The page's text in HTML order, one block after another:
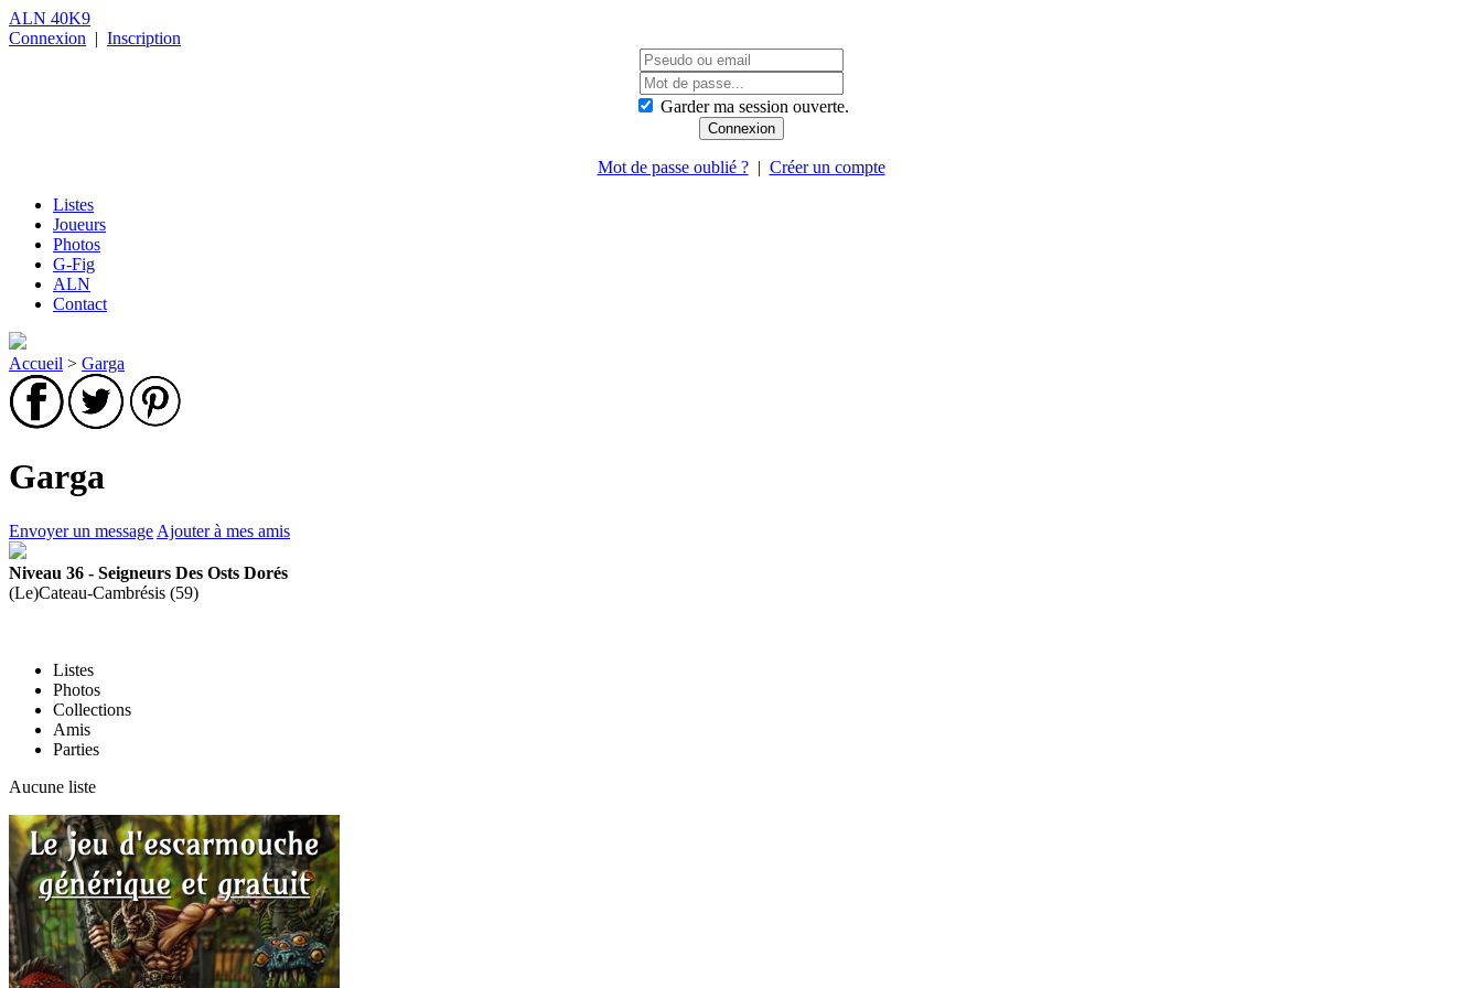
ALN 40K9
Connexion | Inscription
Garder ma session ouverte.
Mot de passe oublié ?| Créer un compte
Listes
Joueurs
Photos
G-Fig
ALN
Contact
Accueil > Garga
Garga
Envoyer un message Ajouter à mes amis
Niveau 36 - Seigneurs Des Osts Dorés
(Le)Cateau-Cambrésis (59)
Listes
Photos
Collections
Amis
Parties
Aucune liste